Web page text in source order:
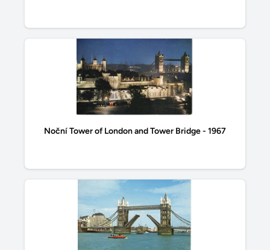
Noční Tower of London and Tower Bridge - 1967